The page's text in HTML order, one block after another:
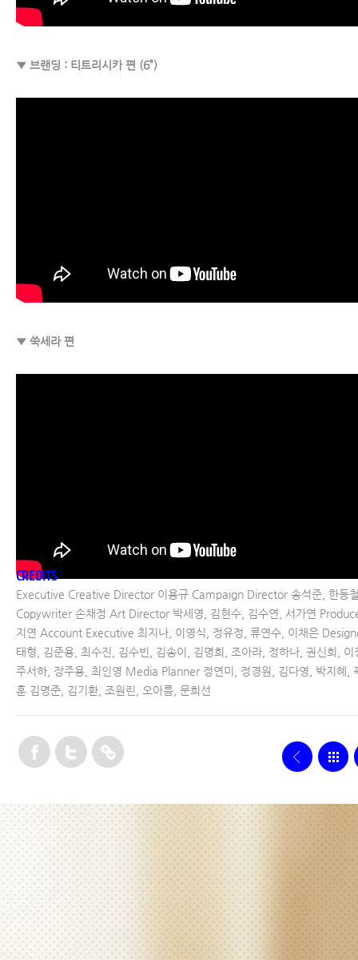
▼ 브랜딩 : 티트리시카 편 (6”)
▼ 쑥세라 편
CREDITS
Executive Creative Director 이용규 Campaign Director 송석준, 한동
Copywriter 손채정 Art Director 박세영, 김현수, 김수연, 서가연
지연 Account Executive 최지나, 이영식, 정유정, 류연수, 이채은
태형, 김준용, 최수진, 김수빈, 김송이, 김명희, 조아라, 정하나, 권신희, 이
주서하, 장주용, 최인영 Media Planner 정연미, 정경원, 김다영, 박지혜,
훈 김명준, 김기환, 조원린, 오아름, 문희선